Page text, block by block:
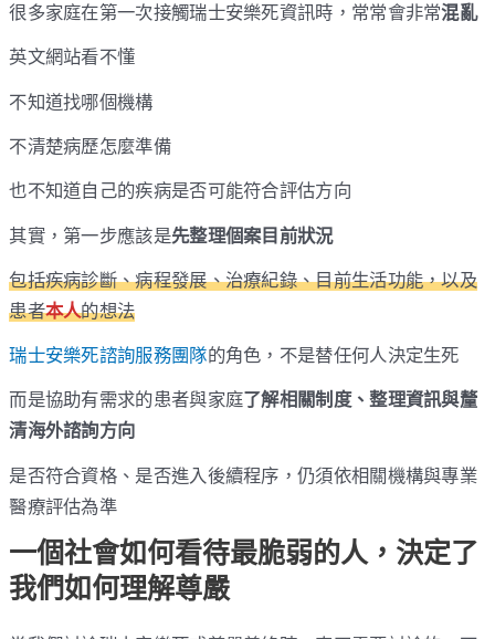
很多家庭在第一次接觸瑞士安樂死資訊時，常常會非常混亂
英文網站看不懂
不知道找哪個機構
不清楚病歷怎麼準備
也不知道自己的疾病是否可能符合評估方向
其實，第一步應該是先整理個案目前狀況
包括疾病診斷、病程發展、治療紀錄、目前生活功能，以及
患者本人的想法
瑞士安樂死諮詢服務團隊的角色，不是替任何人決定生死
而是協助有需求的患者與家庭了解相關制度、整理資訊與釐
清海外諮詢方向
是否符合資格、是否進入後續程序，仍須依相關機構與專業
醫療評估為準
一個社會如何看待最脆弱的人，決定了
我們如何理解尊嚴